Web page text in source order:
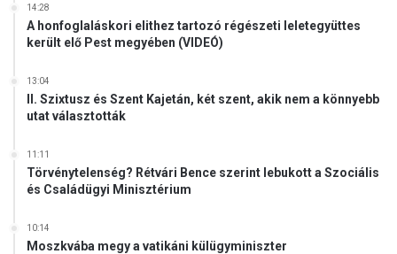
14:28
A honfoglaláskori elithez tartozó régészeti leletegyüttes
került elő Pest megyében (VIDEÓ)
13:04
II. Szixtusz és Szent Kajetán, két szent, akik nem a könnyebb
utat választották
11:11
Törvénytelenség? Rétvári Bence szerint lebukott a Szociális
és Családügyi Minisztérium
10:14
Moszkvába megy a vatikáni külügyminiszter